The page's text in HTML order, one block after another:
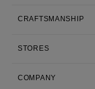
CRAFTSMANSHIP
STORES
COMPANY